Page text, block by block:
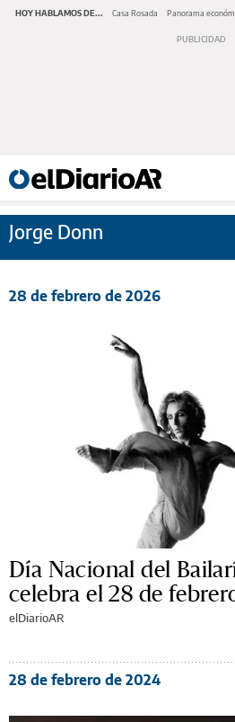
HOY HABLAMOS DE... Casa Rosada Panorama
Jorge Donn
28 de febrero de 2026
Día Nacional del
celebra el 28 de
elDiarioAR
28 de febrero de 2024